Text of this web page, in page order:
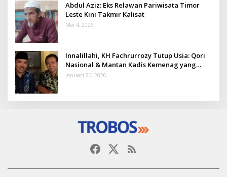
Abdul Aziz: Eks Relawan Pariwisata Timor
Leste Kini Takmir Kalisat
Mei 4, 2026
Innalillahi, KH Fachrurrozy Tutup Usia: Qori
Nasional & Mantan Kadis Kemenag yang
Penuh Teladan
Januari 26, 2026